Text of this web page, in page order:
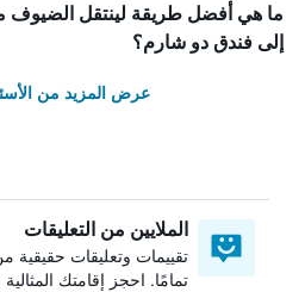
ما هي أفضل طريقة لينتقل الضيوف
إلى فندق دو شارم؟
عرض المزيد من
الملايين من التعليقات
تقييمات وتعليقات حقيقية
تمامًا. احجز إقامتك